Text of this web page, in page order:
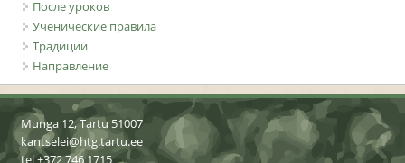
После уроков
Ученические правила
Традиции
Направление
Munga 12, Tartu 51007
kantselei@htg.tartu.ee